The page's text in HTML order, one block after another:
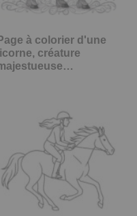
à colorier d'une
licorne, créature